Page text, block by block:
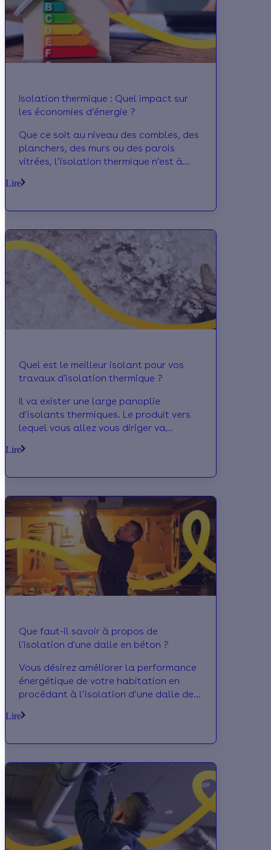
Isolation thermique : Quel impact sur
les économies d’énergie ?
Que ce soit au niveau des combles, des
planchers, des murs ou des parois
vitrées, l’isolation thermique n’est à
voir sa fac
Lire
Quel est le meilleur isolant pour vos
travaux d'isolation thermique ?
Il va exister une large panoplie
d’isolants thermiques. Le produit vers
lequel vous allez vous diriger va
notamment de la surface à isoler (murs,
budget et de la préférence de votre
artisan.
Lire
Que faut-il savoir à propos de
l'isolation d'une dalle en béton ?
Vous désirez améliorer la performance
énergétique de votre habitation en
procédant à l’isolation d’une dalle de
au sujet de ces travaux d’isolation du
choix des matériaux et les aides de
l’Etat mises à votre disposition.
Lire